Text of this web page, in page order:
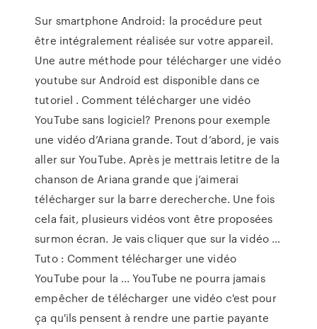
Sur smartphone Android: la procédure peut
être intégralement réalisée sur votre appareil.
Une autre méthode pour télécharger une vidéo
youtube sur Android est disponible dans ce
tutoriel . Comment télécharger une vidéo
YouTube sans logiciel? Prenons pour exemple
une vidéo d’Ariana grande. Tout d’abord, je vais
aller sur YouTube. Après je mettrais letitre de la
chanson de Ariana grande que j’aimerai
télécharger sur la barre derecherche. Une fois
cela fait, plusieurs vidéos vont être proposées
surmon écran. Je vais cliquer que sur la vidéo …
Tuto : Comment télécharger une vidéo
YouTube pour la ... YouTube ne pourra jamais
empêcher de télécharger une vidéo c'est pour
ça qu'ils pensent à rendre une partie payante